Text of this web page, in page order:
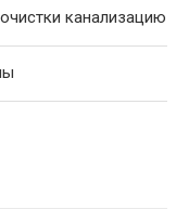
канализацию